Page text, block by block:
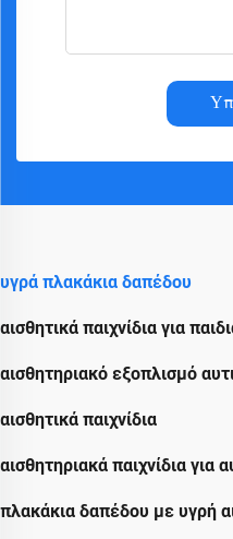
υγρά πλακάκια δαπέδου
αισθητικά παιχνίδια για
αισθητηριακό εξοπλισμό
αισθητικά παιχνίδια
αισθητηριακά παιχνίδια για
πλακάκια δαπέδου με υγρή